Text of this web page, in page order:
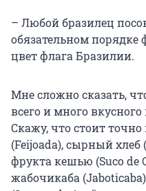
– Любой бразилец
обязательном порядке
цвет флага Бразилии.
Мне сложно сказать,
всего и много
Скажу, что стоит
(Feijoada), сырный хлеб
фрукта кешью (Suco de
жабочикаба